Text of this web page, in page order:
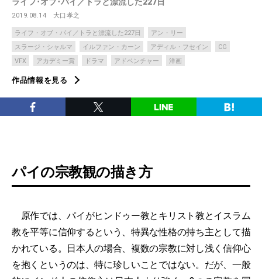
2019.08.14 大口孝之
ライフ・オブ・パイ／トラと漂流した227日
アン・リー
スラージ・シャルマ
イルファン・カーン アディル・フセイン
CG
VFX
アカデミー賞 ドラマ アドベンチャー 洋画
作品情報を見る
パイの宗教観の描き方
原作では、パイがヒンドゥー教とキリスト教とイスラム
教を平等に信仰するという、特異な性格の持ち主として描
かれている。日本人の場合、複数の宗教に対し浅く信仰心
を抱くというのは、特に珍しいことではない。だが、一般